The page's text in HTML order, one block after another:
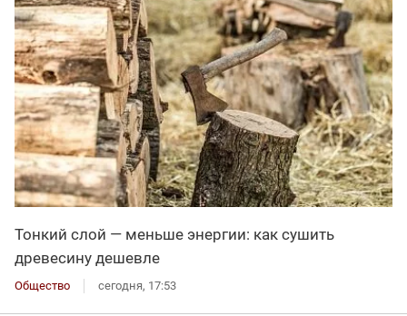
Тонкий слой — меньше энергии: как сушить
древесину дешевле
Общество сегодня, 17:53